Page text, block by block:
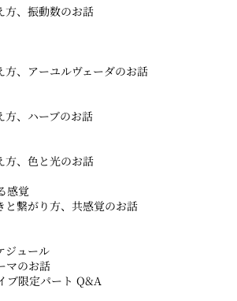
方、振動数のお話
方、アーユルヴェーダのお話
方、ハーブのお話
方、色と光のお話
感覚
と繋がり方、共感覚のお話
ジュール
マのお話
ブ限定パート Q&A